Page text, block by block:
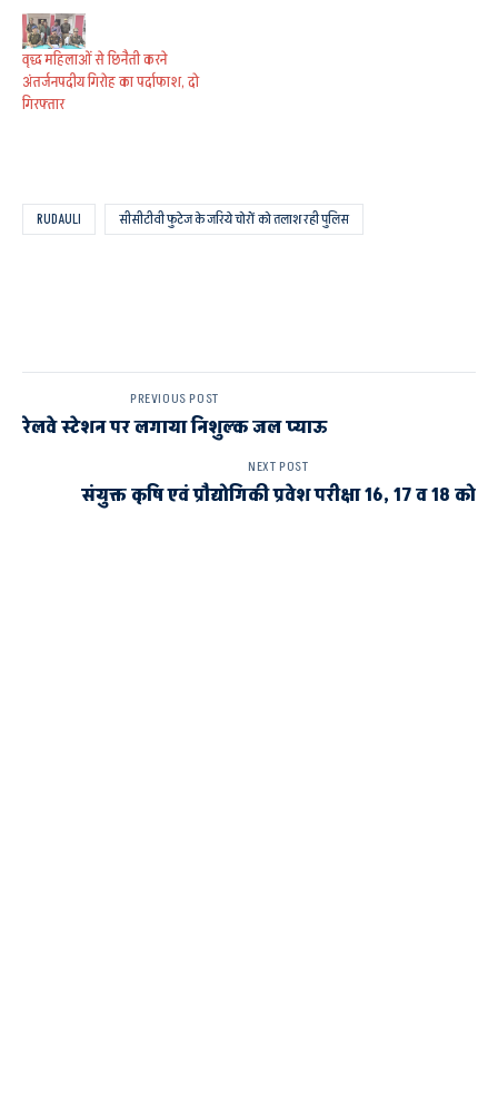
वृद्ध महिलाओं से छिनैती करने
अंतर्जनपदीय गिरोह का पर्दाफाश, दो
गिरफ्तार
RUDAULI सीसीटीवी फुटेज के जरिये चोरों को तलाश रही पुलिस
PREVIOUS POST
रेलवे स्टेशन पर लगाया निशुल्क जल प्याऊ
NEXT POST
संयुक्त कृषि एवं प्रौद्योगिकी प्रवेश परीक्षा 16, 17 व 18 को